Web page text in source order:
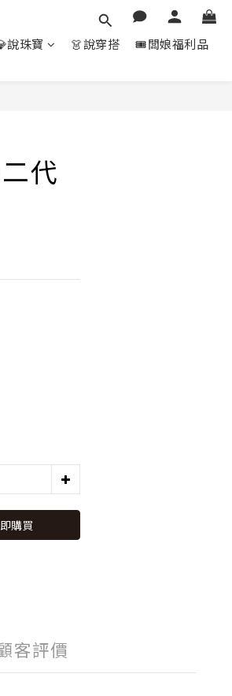
說珠寶 👗說穿搭 🎟️闆娘福利品
代
購買
客評價